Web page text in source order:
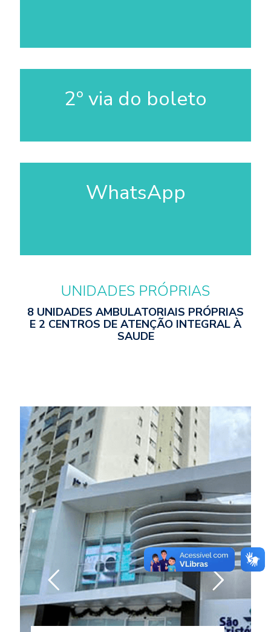
2º via do boleto
WhatsApp
UNIDADES PRÓPRIAS
8 UNIDADES AMBULATORIAIS PRÓPRIAS
E 2 CENTROS DE ATENÇÃO INTEGRAL À
SAUDE